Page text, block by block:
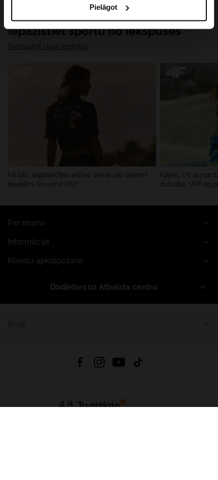
saturu un uzlabotu mūsu partneru piedāvātos risinajumus
( piem. socialos tīklus). Detalizētu informāciju var atrast
mūsu Privātuma politikā un sadaļā "Detaļas".
Pielāgot
Iepazīstiet sportu no iekšpuses
Pārbaudiet visus ierakstus
Kā labi sagatavoties aktīvai dienai pie ūdens?
Iesakām, ko ņemt līdzi
Kāpēc UV
dubultai: UPF
Par mums
Informācija
Klientu apkalpošana
Dodieties uz Atbalsta centru
4.8